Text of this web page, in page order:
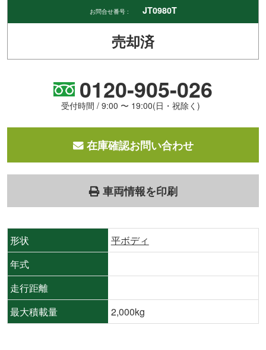
お問合せ番号 : JT0980T
売却済
0120-905-026
受付時間 / 9:00 〜 19:00(日・祝除く)
在庫確認お問い合わせ
車両情報を印刷
形状
平ボディ
年式
走行距離
最大積載量
2,000kg